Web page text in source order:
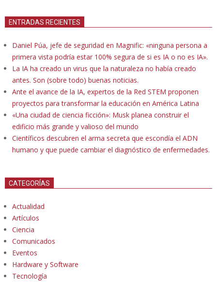
ENTRADAS RECIENTES
Daniel Púa, jefe de seguridad en Magnific: «ninguna persona a
primera vista podría estar 100% segura de si es IA o no es IA».
La IA ha creado un virus que la naturaleza no había creado
antes. Son (sobre todo) buenas noticias.
Ante el avance de la IA, expertos de la Red STEM proponen
proyectos para transformar la educación en América Latina
«Una ciudad de ciencia ficción»: Musk planea construir el
edificio más grande y valioso del mundo
Científicos descubren el arma secreta que escondía el ADN
humano y que puede cambiar el diagnóstico de enfermedades.
CATEGORÍAS
Actualidad
Artículos
Ciencia
Comunicados
Eventos
Hardware y Software
Tecnología